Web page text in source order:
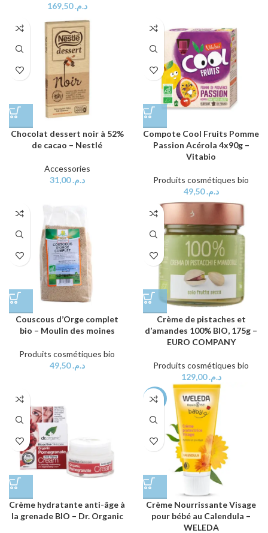
د.م.169,50
Chocolat dessert noir à 52%
de cacao – Nestlé
Accessories
د.م.31,00
Compote Cool Fruits Pomme
Passion Acérola 4x90g –
Vitabio
Produits cosmétiques bio
د.م.49,50
Couscous d’Orge complet
bio – Moulin des moines
Produits cosmétiques bio
د.م.49,50
Crème de pistaches et
d’amandes 100% BIO, 175g –
EURO COMPANY
Produits cosmétiques bio
د.م.129,00
Crème hydratante anti-âge à
la grenade BIO – Dr. Organic
-13%
Crème Nourrissante Visage
pour bébé au Calendula –
WELEDA